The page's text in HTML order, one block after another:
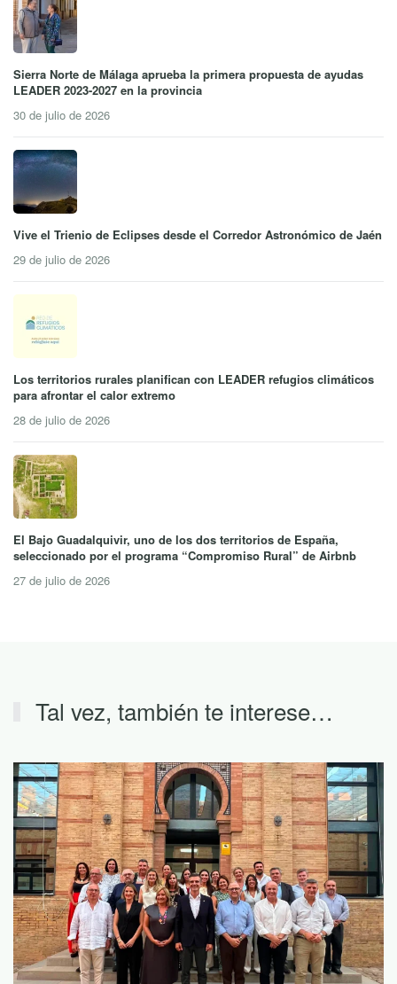
Sierra Norte de Málaga aprueba la primera propuesta de ayudas
LEADER 2023-2027 en la provincia
30 de julio de 2026
Vive el Trienio de Eclipses desde el Corredor Astronómico de Jaén
29 de julio de 2026
Los territorios rurales planifican con LEADER refugios climáticos
para afrontar el calor extremo
28 de julio de 2026
El Bajo Guadalquivir, uno de los dos territorios de España,
seleccionado por el programa “Compromiso Rural” de Airbnb
27 de julio de 2026
Tal vez, también te interese…